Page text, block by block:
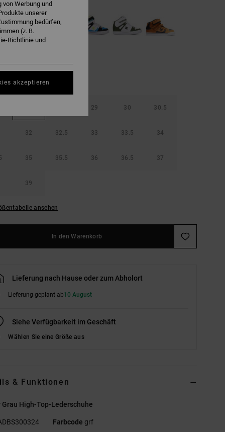
29 30 30.5
32 32.5 33 33.5 34
35 35.5 36 36.5 37
39
ansehen
In den Warenkorb
Lieferung nach Hause oder zum Abholort
Lieferung geplant ab10 August
Siehe Verfügbarkeit im Geschäft
Wählen Sie eine Größe aus
& Funktionen
Grau High-Top-Lederschuhe
Farbcode grf
Werbung und
unserer
bedürfen,
(z. B.
Richtlinie und
akzeptieren